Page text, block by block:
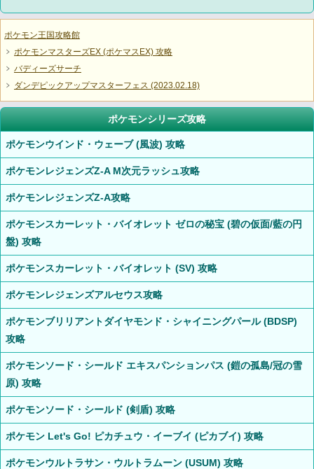
ポケモン王国攻略館
ポケモンマスターズEX (ポケマスEX) 攻略
バディーズサーチ
ダンデピックアップマスターフェス (2023.02.18)
ポケモンシリーズ攻略
ポケモンウインド・ウェーブ (風波) 攻略
ポケモンレジェンズZ-A M次元ラッシュ攻略
ポケモンレジェンズZ-A攻略
ポケモンスカーレット・バイオレット ゼロの秘宝 (碧の仮面/藍の円
盤) 攻略
ポケモンスカーレット・バイオレット (SV) 攻略
ポケモンレジェンズアルセウス攻略
ポケモンブリリアントダイヤモンド・シャイニングパール (BDSP)
攻略
ポケモンソード・シールド エキスパンションパス (鎧の孤島/冠の雪
原) 攻略
ポケモンソード・シールド (剣盾) 攻略
ポケモン Let's Go! ピカチュウ・イーブイ (ピカブイ) 攻略
ポケモンウルトラサン・ウルトラムーン (USUM) 攻略